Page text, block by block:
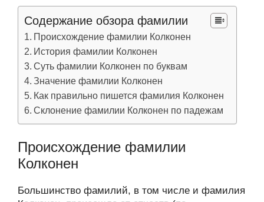
Содержание обзора фамилии
Происхождение фамилии Колконен
История фамилии Колконен
Суть фамилии Колконен по буквам
Значение фамилии Колконен
Как правильно пишется фамилия Колконен
Склонение фамилии Колконен по падежам
Происхождение фамилии
Колконен
Большинство фамилий, в том числе и фамилия